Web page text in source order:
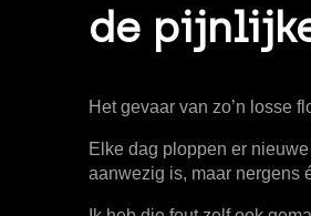
de
Het gevaar van zo’n losse
Elke dag ploppen er
aanwezig is, maar nergens